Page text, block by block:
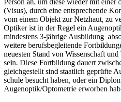
(Visus), durch eine entsprechende
vom einem Objekt zur Netzhaut, zu
Optiker ist in der Regel ein
mindestens 3-jährige Ausbildung
weitere berufsbegleitende
neuesten Stand von Wissenschaft
sein. Diese Fortbildung dauert
gleichgestellt sind staatlich geprüfte
schule besucht haben, oder ein
Augenoptik/Optometrie erworben